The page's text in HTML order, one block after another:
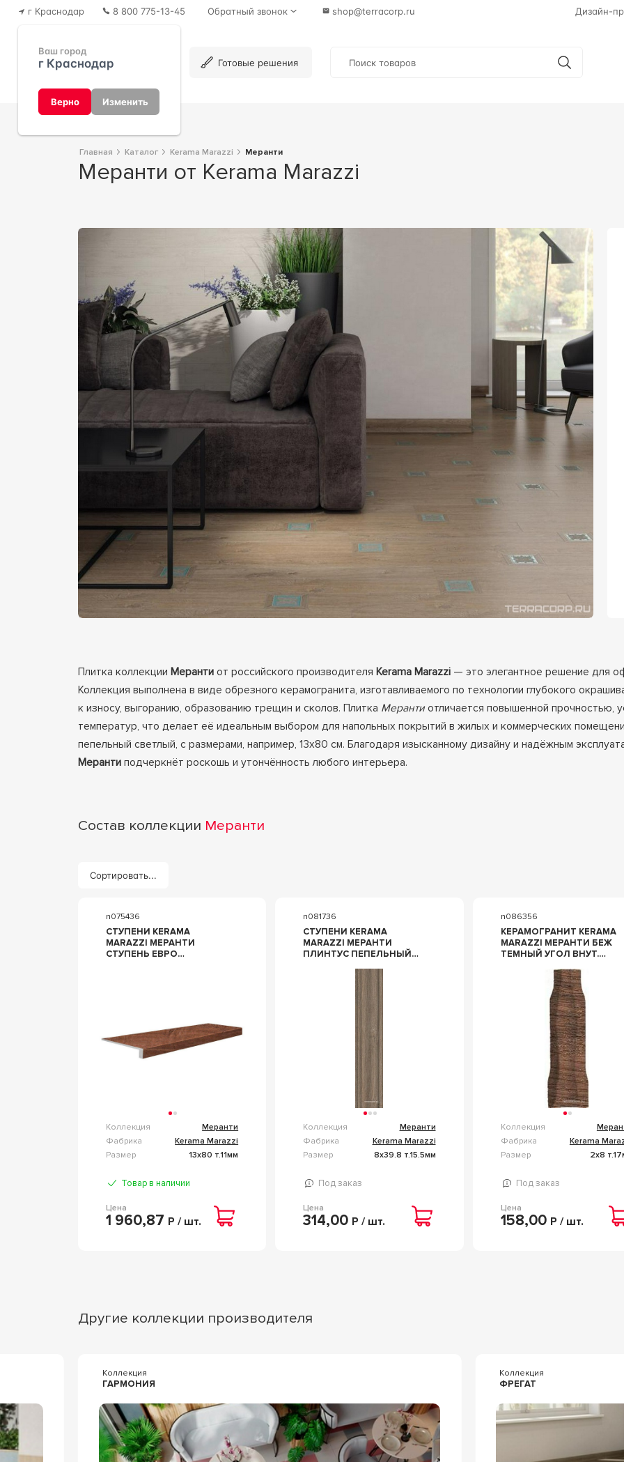
г Краснодар
Ваш город
г Краснодар
Верно Изменить
8 800 775-13-45 Обратный звонок shop@terracorp.ru Дизайн-
Готовые решения
Главная Каталог Kerama Marazzi Меранти
Меранти от Kerama Marazzi
Плитка коллекции Мерантиот российского производителя Kerama Marazzi— это элегантное решение для
Коллекция выполнена в виде обрезного керамогранита, изготавливаемого по технологии глубокого
к износу, выгоранию, образованию трещин и сколов. Плитка Мерантиотличается повышенной прочностью,
температур, что делает её идеальным выбором для напольных покрытий в жилых и коммерческих
пепельный светлый, с размерами, например, 13x80 см. Благодаря изысканному дизайну и надёжным
Мерантиподчеркнёт роскошь и утончённость любого интерьера.
Состав коллекции Меранти
Сортировать...
n075436
СТУПЕНИ KERAMA
MARAZZI МЕРАНТИ
СТУПЕНЬ ЕВРО
Коллекция
Меранти
Фабрика
Kerama Marazzi
Размер
13x80 т.11мм
Товар в наличии
Цена
1 960,87 Р / шт.
n081736
СТУПЕНИ KERAMA
MARAZZI МЕРАНТИ
ПЛИНТУС ПЕПЕЛЬНЫЙ
Коллекция
Меранти
Фабрика
Kerama Marazzi
Размер
8x39.8 т.15.5мм
Под заказ
Цена
314,00 Р / шт.
n086356
КЕРАМОГРАНИТ KERAMA
MARAZZI МЕРАНТИ БЕЖ
ТЕМНЫЙ УГОЛ ВНУТ.
КОРИЧНЕВЫЙ
Коллекция
Фабрика
Kerama
Размер
2x8
Под заказ
Цена
158,00 Р / шт.
Другие коллекции производителя
Коллекция
ГАРМОНИЯ
Коллекция
ФРЕГАТ